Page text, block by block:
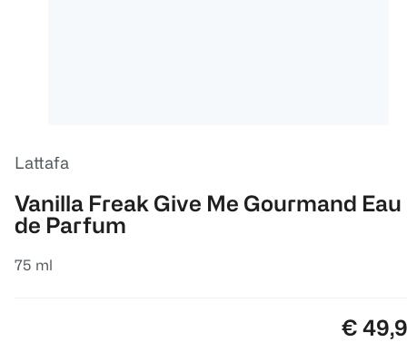
Lattafa
Vanilla Freak Give Me Gourmand Eau
de Parfum
75 ml
Preis:
€